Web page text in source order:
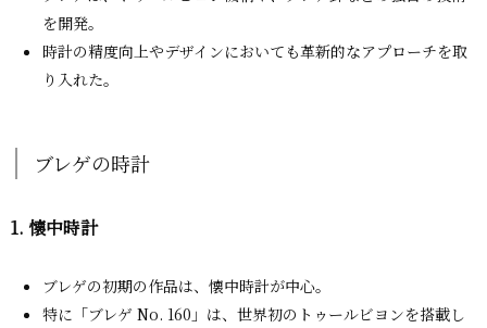
を開発。
時計の精度向上やデザインにおいても革新的なアプローチを取
り入れた。
ブレゲの時計
1. 懐中時計
ブレゲの初期の作品は、懐中時計が中心。
特に「ブレゲ No. 160」は、世界初のトゥールビヨンを搭載し